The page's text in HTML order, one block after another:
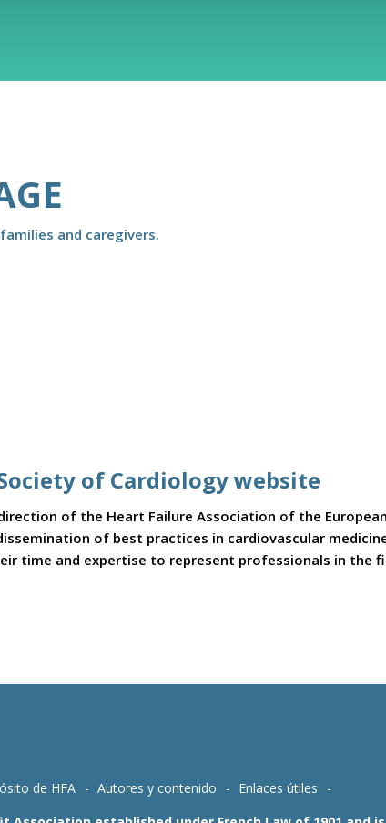
and caregivers.
of Cardiology website
of the Heart Failure Association of the
of best practices in cardiovascular
time and expertise to represent professionals in the
de HFA Autores y contenido
Enlaces útiles